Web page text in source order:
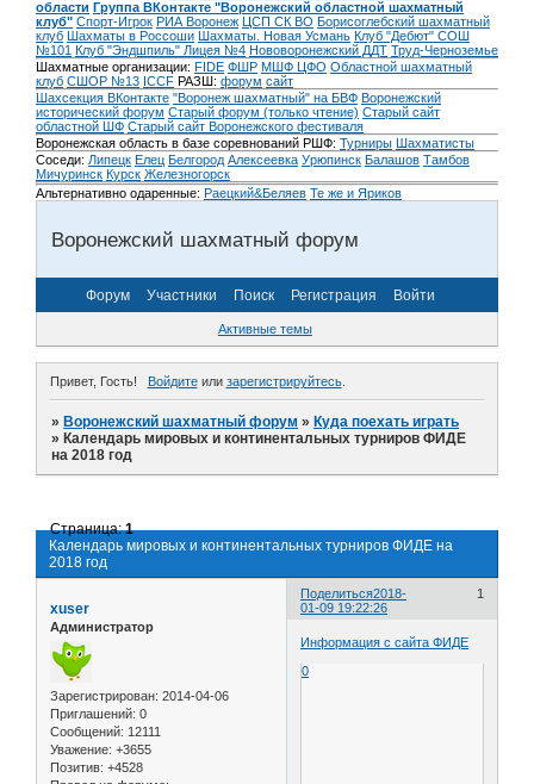
области Группа ВКонтакте "Воронежский областной шахматный
клуб" Спорт-Игрок РИА Воронеж ЦСП СК ВО Борисоглебский шахматный
клуб Шахматы в Россоши Шахматы. Новая Усмань Клуб "Дебют" СОШ
№101 Клуб "Эндшпиль" Лицея №4 Нововоронежский ДДТ Труд-Черноземье
Шахматные организации: FIDE ФШР МШФ ЦФО Областной шахматный
клуб СШОР №13 ICCF РАЗШ: форум сайт
Шахсекция ВКонтакте "Воронеж шахматный" на БВФ Воронежский
исторический форум Cтарый форум (только чтение) Старый сайт
областной ШФ Старый сайт Воронежского фестиваля
Воронежская область в базе соревнований РШФ: Турниры Шахматисты
Соседи: Липецк Елец Белгород Алексеевка Урюпинск Балашов Тамбов
Мичуринск Курск Железногорск
Альтернативно одаренные: Раецкий&Беляев Те же и Яриков
Воронежский шахматный форум
Форум Участники Поиск Регистрация Войти
Активные темы
Привет, Гость! Войдитеили зарегистрируйтесь.
»Воронежский шахматный форум »Куда поехать играть
»Календарь мировых и континентальных турниров ФИДЕ
на 2018 год
Календарь мировых и континентальных турниров ФИДЕ на
2018 год
Страница:1
Поделиться 1
2018-
01-09 19:22:26
xuser
Администратор
Зарегистрирован: 2014-04-06
Приглашений: 0
Сообщений: 12111
Уважение: +3655
Позитив: +4528
Информация с сайта ФИДЕ
0